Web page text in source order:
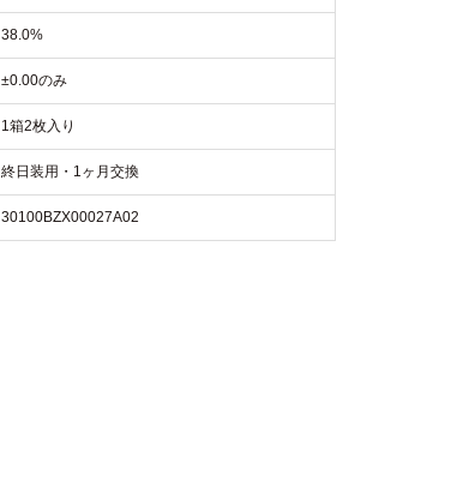
38.0%
±0.00のみ
1箱2枚入り
終日装用・1ヶ月交換
30100BZX00027A02